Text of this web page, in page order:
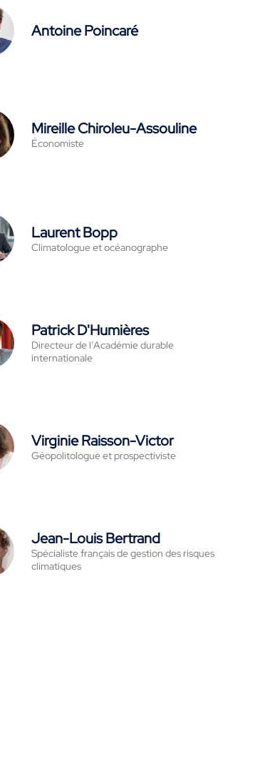
Antoine Poincaré
Mireille Chiroleu-Assouline
Économiste
Laurent Bopp
Climatologue et océanographe
Patrick D'Humières
Directeur de l’Académie durable
internationale
Virginie Raisson-Victor
Géopolitologue et prospectiviste
Jean-Louis Bertrand
Spécialiste français de gestion des risques
climatiques